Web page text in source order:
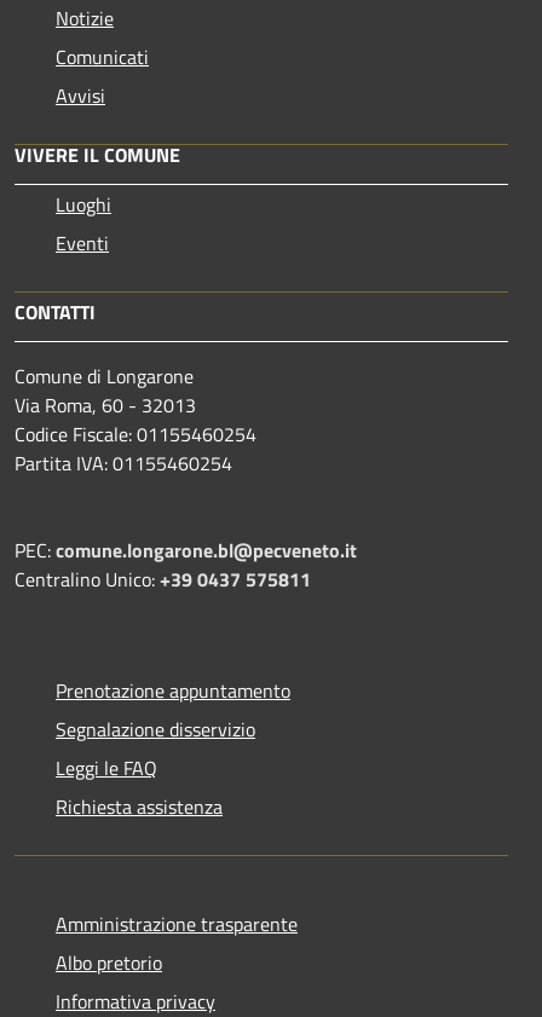
Notizie
Comunicati
Avvisi
VIVERE IL COMUNE
Luoghi
Eventi
CONTATTI
Comune di Longarone
Via Roma, 60 - 32013
Codice Fiscale: 01155460254
Partita IVA: 01155460254
PEC:comune.longarone.bl@pecveneto.it
Centralino Unico:+39 0437 575811
Prenotazione appuntamento
Segnalazione disservizio
Leggi le FAQ
Richiesta assistenza
Amministrazione trasparente
Albo pretorio
Informativa privacy